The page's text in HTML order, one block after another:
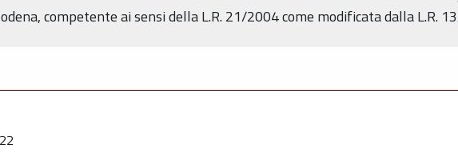
competente ai sensi della L.R. 21/2004 come modificata dalla L.R.